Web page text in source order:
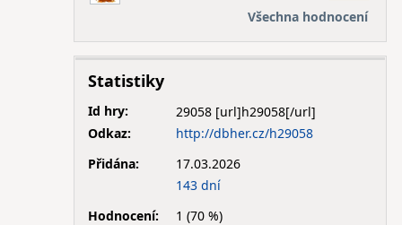
Všechna hodnocení
Statistiky
Id hry:
29058
Odkaz:
http://dbher.cz/h29058
Přidána:
17.03.2026
143 dní
Hodnocení:
1 (70 %)